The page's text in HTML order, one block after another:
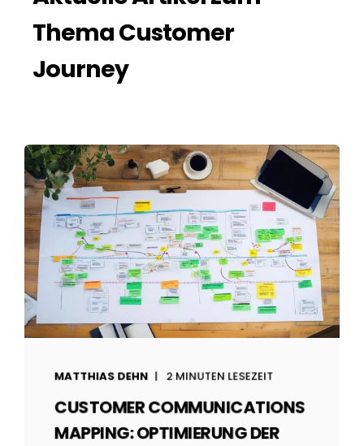
Thema Customer
Journey
MATTHIAS DEHN 2 MINUTEN LESEZEIT
CUSTOMER COMMUNICATIONS
MAPPING: OPTIMIERUNG DER